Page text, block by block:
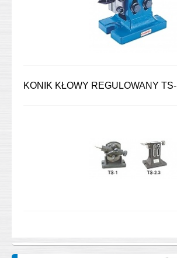
KONIK KŁOWY REGULOWANY